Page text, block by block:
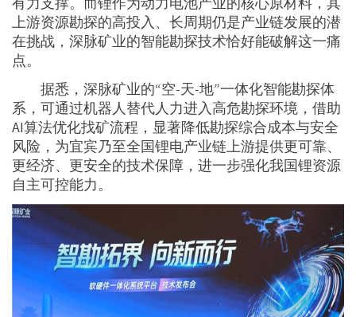
上游资源勘探的高投入、长周期仍是产业链发展的潜
在挑战，深脉矿业的智能勘探技术恰好能破解这一痛
点。
据悉，深脉矿业的“空-天-地”一体化智能勘探体
系，可通过机器人替代人力进入高危勘探环境，借助
AI算法优化找矿流程，显著降低勘探综合成本与安全
风险，为宜宾乃至全国锂电产业链上游提供更可靠、
更经济、更安全的技术保障，进一步强化我国锂资源
自主可控能力。